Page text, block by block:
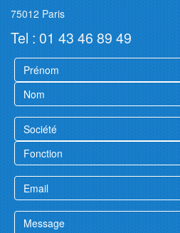
75012 Paris
Tel : 01 43 46 89 49